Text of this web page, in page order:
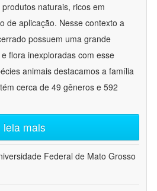
naturais, ricos em
de aplicação. Nesse contexto a
possuem uma grande
flora inexploradas com esse
animais destacamos a família
cerca de 49 gêneros e 592
leia mais
Federal de Mato Grosso